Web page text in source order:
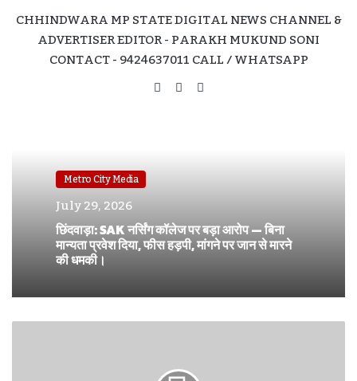
CHHINDWARA MP STATE DIGITAL NEWS CHANNEL &
ADVERTISER EDITOR - PARAKH MUKUND SONI
CONTACT - 9424637011 CALL / WHATSAPP
WebsiteFacebook
Metro City Media
July 29, 2026
छिंदवाड़ा: SAK नर्सिंग कॉलेज पर बड़ा आरोप — बिना
मान्यता प्रवेश दिया, फीस हड़पी, मांगने पर जान से मारने
की धमकी।